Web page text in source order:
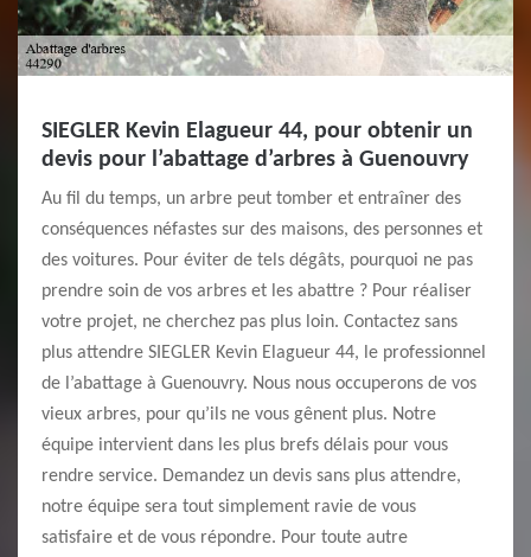
SIEGLER Kevin Elagueur 44, pour obtenir un
devis pour l’abattage d’arbres à Guenouvry
Au fil du temps, un arbre peut tomber et entraîner des
conséquences néfastes sur des maisons, des personnes et
des voitures. Pour éviter de tels dégâts, pourquoi ne pas
prendre soin de vos arbres et les abattre ? Pour réaliser
votre projet, ne cherchez pas plus loin. Contactez sans
plus attendre SIEGLER Kevin Elagueur 44, le professionnel
de l’abattage à Guenouvry. Nous nous occuperons de vos
vieux arbres, pour qu’ils ne vous gênent plus. Notre
équipe intervient dans les plus brefs délais pour vous
rendre service. Demandez un devis sans plus attendre,
notre équipe sera tout simplement ravie de vous
satisfaire et de vous répondre. Pour toute autre